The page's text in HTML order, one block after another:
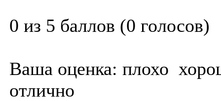
0 из 5 баллов (0 голосов)
Ваша оценка: плохо
отлично